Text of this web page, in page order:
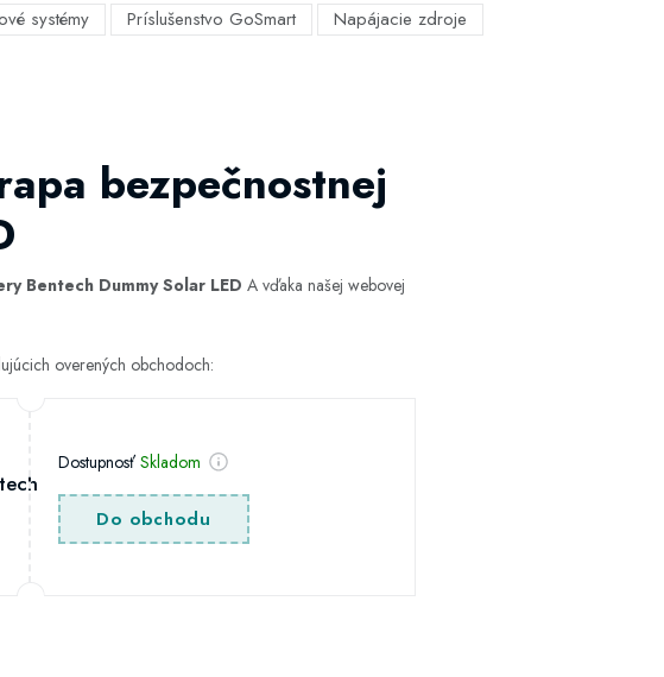
systémy Príslušenstvo GoSmart
Napájacie zdroje
bezpečnostnej
Bentech Dummy Solar LED A vďaka našej webovej
overených obchodoch:
DostupnosťSkladom
Do obchodu